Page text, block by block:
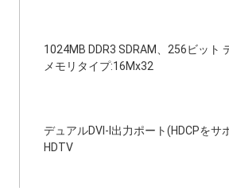
1024MB DDR3 SDRAM、256ビット
メモリタイプ:16Mx32
デュアルDVI-I出力ポート(HDCPをサ
HDTV